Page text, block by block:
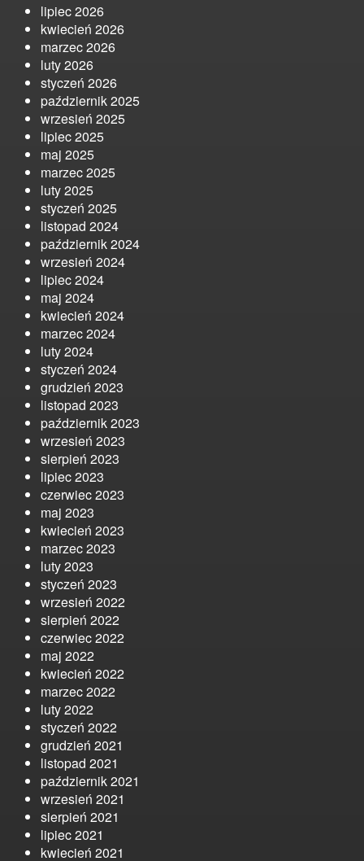
lipiec 2026
kwiecień 2026
marzec 2026
luty 2026
styczeń 2026
październik 2025
wrzesień 2025
lipiec 2025
maj 2025
marzec 2025
luty 2025
styczeń 2025
listopad 2024
październik 2024
wrzesień 2024
lipiec 2024
maj 2024
kwiecień 2024
marzec 2024
luty 2024
styczeń 2024
grudzień 2023
listopad 2023
październik 2023
wrzesień 2023
sierpień 2023
lipiec 2023
czerwiec 2023
maj 2023
kwiecień 2023
marzec 2023
luty 2023
styczeń 2023
wrzesień 2022
sierpień 2022
czerwiec 2022
maj 2022
kwiecień 2022
marzec 2022
luty 2022
styczeń 2022
grudzień 2021
listopad 2021
październik 2021
wrzesień 2021
sierpień 2021
lipiec 2021
kwiecień 2021